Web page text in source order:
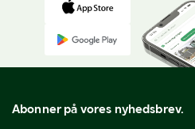
Abonner på vores nyhedsbrev.